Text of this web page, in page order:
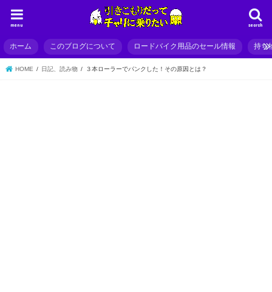
search
menu
ホーム このブログについて ロードバイク用品のセール情報 持ち
HOME 日記、読み物 ３本ローラーでパンクした！その原因とは？